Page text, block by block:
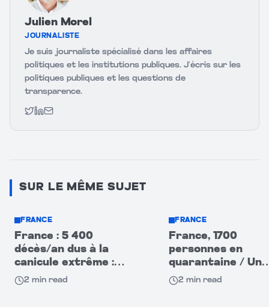
Julien Morel
JOURNALISTE
Je suis journaliste spécialisé dans les affaires
politiques et les institutions publiques. J’écris sur les
politiques publiques et les questions de
transparence.
SUR LE MÊME SUJET
FRANCE
France : 5 400
décès/an dus à la
canicule extrême :
zones pauvres les plus
touchées
2 min read
FRANCE
France, 1700
personnes en
quarantaine / Un
autre paquebot,
victime du
2 min read